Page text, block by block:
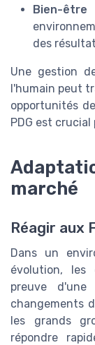
Bien-
des
Une gestion
l'humain peut
opportunités
PDG est
marché
Réagir aux
Dans un
évolution, les
preuve
changements
les grands
répondre